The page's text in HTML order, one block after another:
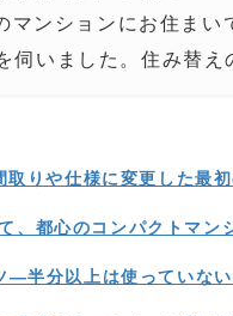
ンションにお住ま
伺いました。住み替
りや仕様に変更した最
、都心のコンパクトマン
—半分以上は使っていな